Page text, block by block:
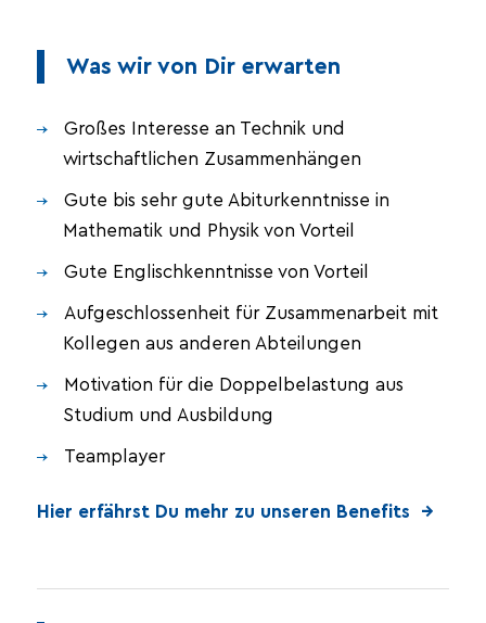
Was wir von Dir erwarten
Großes Interesse an Technik und
wirtschaftlichen Zusammenhängen
Gute bis sehr gute Abiturkenntnisse in
Mathematik und Physik von Vorteil
Gute Englischkenntnisse von Vorteil
Aufgeschlossenheit für Zusammenarbeit mit
Kollegen aus anderen Abteilungen
Motivation für die Doppelbelastung aus
Studium und Ausbildung
Teamplayer
Hier erfährst Du mehr zu unseren Benefits →